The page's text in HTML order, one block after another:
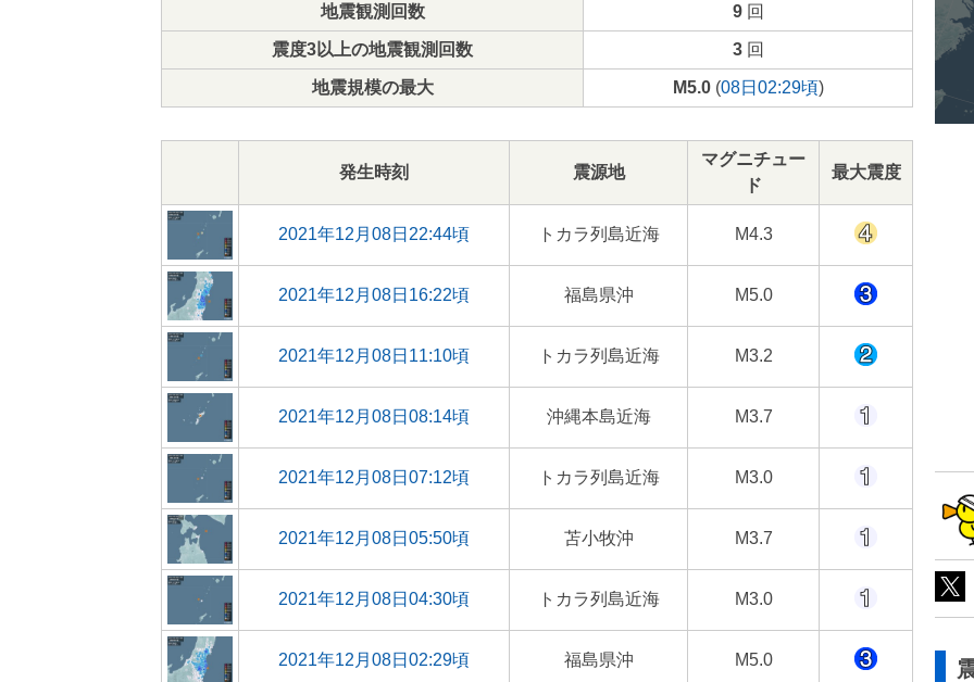
地震観測回数 9回
震度3以上の地震観測回数 3回
地震規模の最大 M5.0(08日02:29頃)
発生時刻 震源地
マグニチュー
ド
最大震度
2021年12月08日22:44頃 トカラ列島近海 M4.3
2021年12月08日16:22頃 福島県沖 M5.0
2021年12月08日11:10頃 トカラ列島近海 M3.2
2021年12月08日08:14頃 沖縄本島近海 M3.7
2021年12月08日07:12頃 トカラ列島近海 M3.0
2021年12月08日05:50頃 苫小牧沖 M3.7
2021年12月08日04:30頃 トカラ列島近海 M3.0
2021年12月08日02:29頃 福島県沖 M5.0